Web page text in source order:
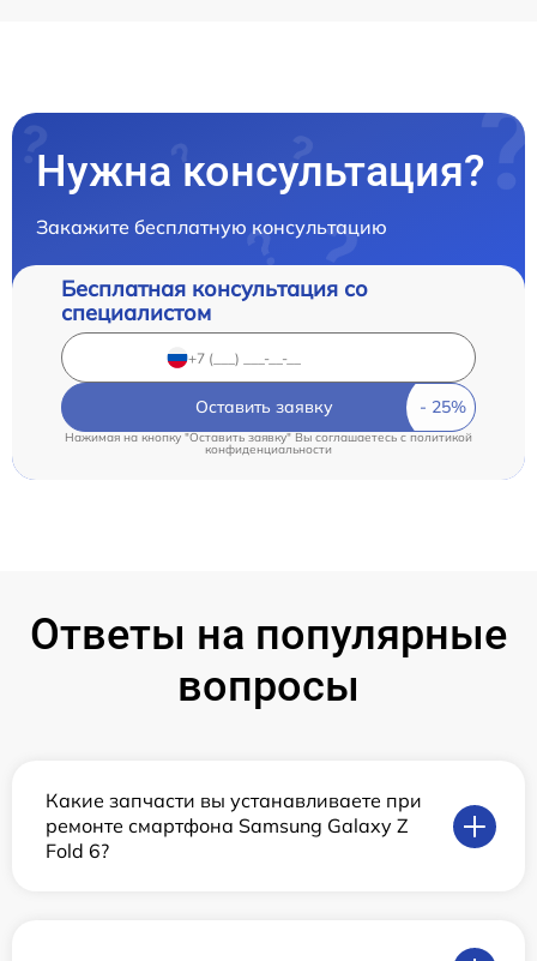
Нужна консультация?
Закажите бесплатную консультацию
Бесплатная консультация со
специалистом
Оставить заявку
Нажимая на кнопку "Оставить заявку" Вы соглашаетесь c политикой
конфиденциальности
Ответы на популярные
вопросы
Какие запчасти вы устанавливаете при
ремонте смартфона Samsung Galaxy Z
Fold 6?